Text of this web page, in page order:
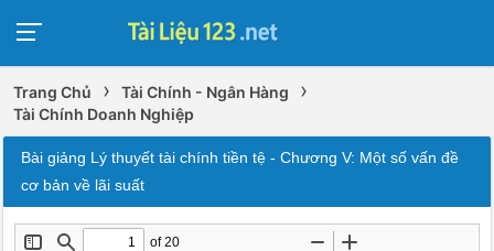
Trang Chủ › Tài Chính - Ngân Hàng ›
Tài Chính Doanh Nghiệp
Bài giảng Lý thuyết tài chính tiền tệ - Chương V: Một số vấn đề
cơ bản về lãi suất